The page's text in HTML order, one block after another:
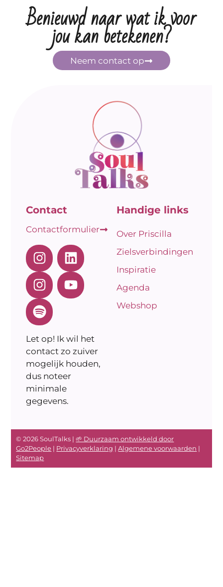
Benieuwd naar wat ik voor
jou kan betekenen?
Neem contact op
Contact
Contactformulier
Let op! Ik wil het
contact zo zuiver
mogelijk houden,
dus noteer
minimale
gegevens.
Handige links
Over Priscilla
Zielsverbindingen
Inspiratie
Agenda
Webshop
© 2026 SoulTalks |🌱 Duurzaam ontwikkeld door
Go2People | Privacyverklaring |Algemene voorwaarden |
Sitemap